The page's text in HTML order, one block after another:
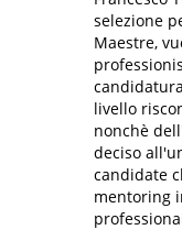
selezione
Maestre,
livello
nonchè
deciso
candidate
mentoring